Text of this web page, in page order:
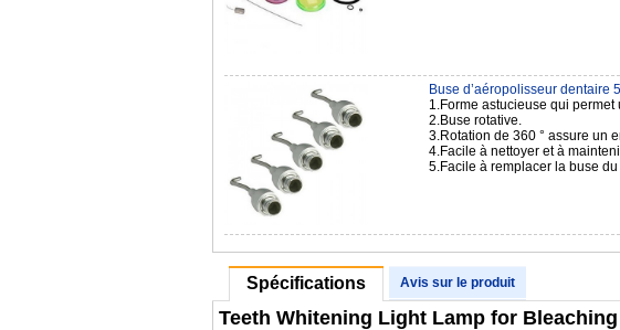
Buse d’aéropolisseur dentaire
1.Forme astucieuse qui
2.Buse rotative.
3.Rotation de 360 ° assure un
4.Facile à nettoyer et à
5.Facile à remplacer la buse
Spécifications Avis sur le produit
Teeth Whitening Light Lamp for